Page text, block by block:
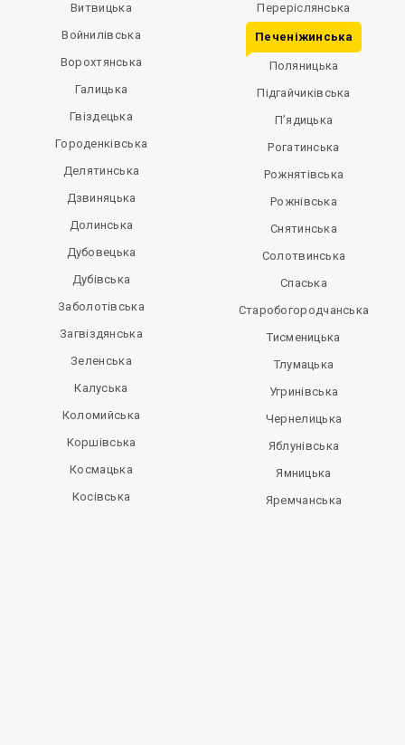
Витвицька
Войнилівська
Ворохтянська
Галицька
Гвіздецька
Городенківська
Делятинська
Дзвиняцька
Долинська
Дубовецька
Дубівська
Заболотівська
Загвіздянська
Зеленська
Калуська
Коломийська
Коршівська
Космацька
Косівська
Переріслянська
Печеніжинська
Поляницька
Підгайчиківська
П’ядицька
Рогатинська
Рожнятівська
Рожнівська
Снятинська
Солотвинська
Спаська
Старобогородчанська
Тисменицька
Тлумацька
Угринівська
Чернелицька
Яблунівська
Ямницька
Яремчанська